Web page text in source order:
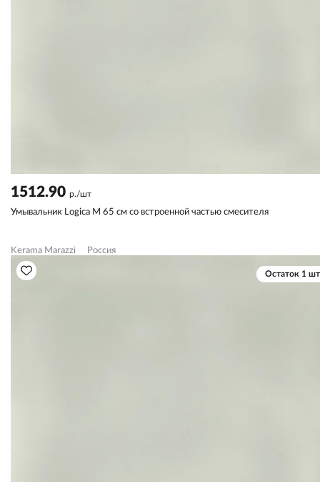
1512.90 р./шт
Умывальник Logica M 65 см cо встроенной частью смесителя
Kerama Marazzi Россия
Остаток 1 шт